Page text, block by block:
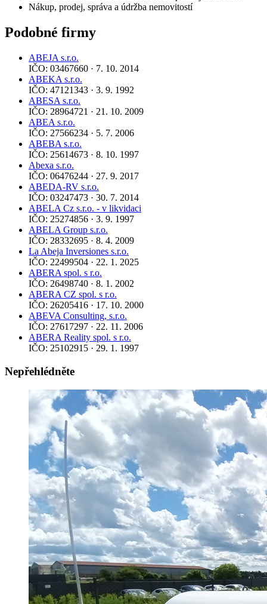
Nákup, prodej, správa a údržba nemovitostí
Podobné firmy
ABEJA s.r.o.
IČO: 03467660 · 7. 10. 2014
ABEKA s.r.o.
IČO: 47121343 · 3. 9. 1992
ABESA s.r.o.
IČO: 28964721 · 21. 10. 2009
ABEA s.r.o.
IČO: 27566234 · 5. 7. 2006
ABEBA s.r.o.
IČO: 25614673 · 8. 10. 1997
Abexa s.r.o.
IČO: 06476244 · 27. 9. 2017
ABEDA-RV s.r.o.
IČO: 03247473 · 30. 7. 2014
ABELA Cz s.r.o. - v likvidaci
IČO: 25274856 · 3. 9. 1997
ABELA Group s.r.o.
IČO: 28332695 · 8. 4. 2009
La Abeja Inversiones s.r.o.
IČO: 22499504 · 22. 1. 2025
ABERA spol. s r.o.
IČO: 26498740 · 8. 1. 2002
ABERA CZ spol. s r.o.
IČO: 26205416 · 17. 10. 2000
ABEVA Consulting, s.r.o.
IČO: 27617297 · 22. 11. 2006
ABERA Reality spol. s r.o.
IČO: 25102915 · 29. 1. 1997
Nepřehlédněte